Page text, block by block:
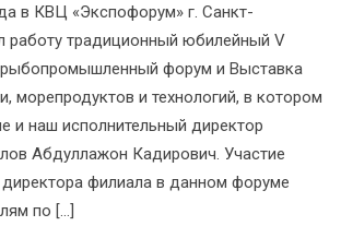
в КВЦ «Экспофорум» г. Санкт-
работу традиционный юбилейный V
форум и Выставка
морепродуктов и технологий, в котором
и наш исполнительный директор
Абдуллажон Кадирович. Участие
директора филиала в данном форуме
по […]